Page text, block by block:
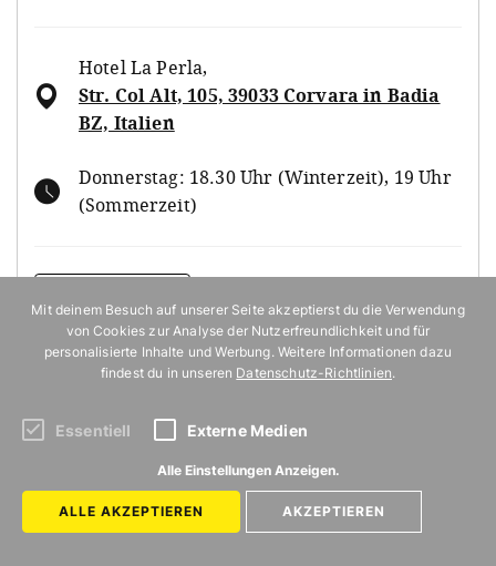
Hotel La Perla,
Str. Col Alt, 105, 39033 Corvara in Badia
BZ, Italien
Donnerstag: 18.30 Uhr (Winterzeit), 19 Uhr
(Sommerzeit)
Mit deinem Besuch auf unserer Seite akzeptierst du die Verwendung
von Cookies zur Analyse der Nutzerfreundlichkeit und für
personalisierte Inhalte und Werbung. Weitere Informationen dazu
findest du in unseren Datenschutz-Richtlinien.
Essentiell Externe Medien
Alle Einstellungen Anzeigen.
ALLE AKZEPTIEREN AKZEPTIEREN